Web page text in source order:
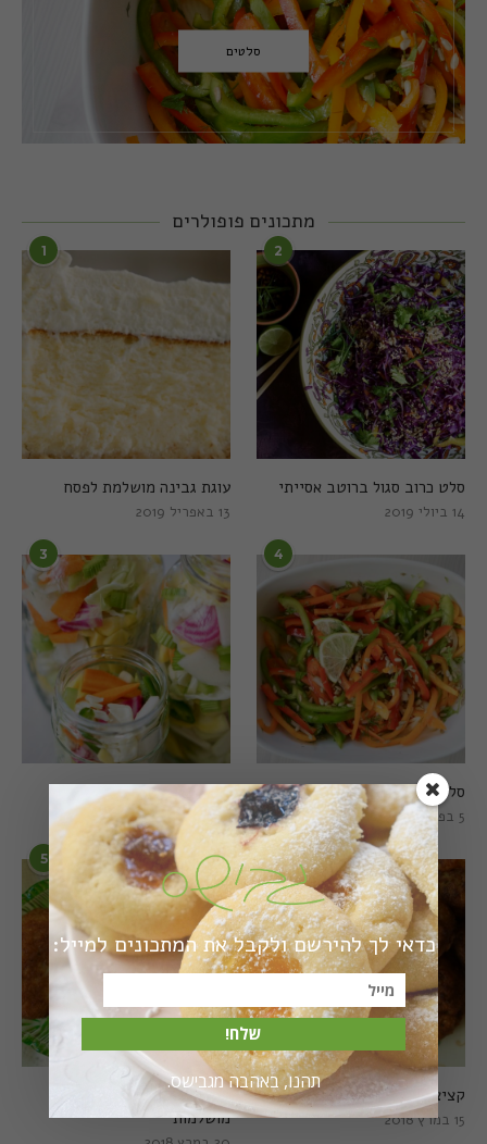
סלטים
מתכונים פופולרים
1
עוגת גבינה מושלמת לפסח
13 באפריל 2019
2
סלט כרוב סגול ברוטב אסייתי
14 ביולי 2019
3
חמוצים מהירים
1 באוגוסט 2022
4
סלט פלפלים טרי וצבעוני
5 בפברואר 2021
5
קציצות כרישה טבעוניות
מושלמות
6
קציצות כרישה מושלמות
15 במרץ 2018
כדאי לך להירשם ולקבל את המתכונים למייל:
שלח!
תהנו, באהבה מגבישס.